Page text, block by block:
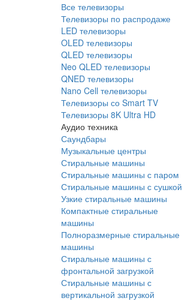
Все телевизоры
Телевизоры по распродаже
LED телевизоры
OLED телевизоры
QLED телевизоры
Neo QLED телевизоры
QNED телевизоры
Nano Cell телевизоры
Телевизоры со Smart TV
Телевизоры 8K Ultra HD
Аудио техника
Саундбары
Музыкальные центры
Стиральные машины
Стиральные машины с паром
Стиральные машины с сушкой
Узкие стиральные машины
Компактные стиральные
машины
Полноразмерные стиральные
машины
Стиральные машины с
фронтальной загрузкой
Стиральные машины с
вертикальной загрузкой